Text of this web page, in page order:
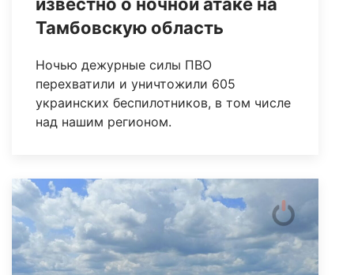
известно о ночной атаке на
Тамбовскую область
Ночью дежурные силы ПВО
перехватили и уничтожили 605
украинских беспилотников, в том числе
над нашим регионом.